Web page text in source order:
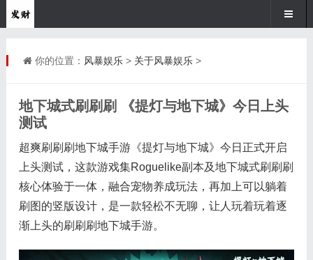
你的位置： 风暴娱乐> 关于风暴娱乐>
地下城式刷刷刷 《提灯与地下城》今日上头
测试
超爽刷刷刷地下城手游《提灯与地下城》今日正式开启
上头测试，这款游戏集Roguelike副本及地下城式刷刷刷
核心体验于一体，融合宠物养成玩法，再加上可以躺着
刷图的竖版设计，是一款轻松不无聊，让人玩着玩着逐
渐上头的刷刷刷地下城手游。